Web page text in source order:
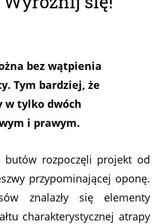
bez wątpienia
Tym bardziej, że
w tylko dwóch
i prawym.
butów rozpoczęli projekt od
przypominającej oponę.
znalazły się elementy
charakterystycznej atrapy